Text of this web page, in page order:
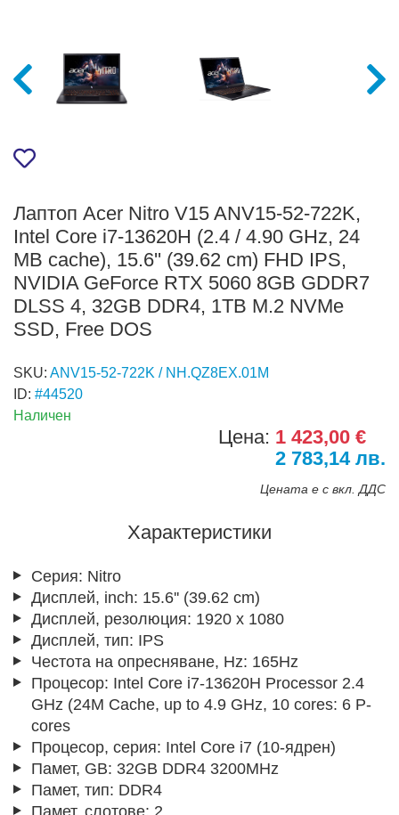
Лаптоп Acer Nitro V15 ANV15-52-722K,
Intel Core i7-13620H (2.4 / 4.90 GHz, 24
MB cache), 15.6'' (39.62 cm) FHD IPS,
NVIDIA GeForce RTX 5060 8GB GDDR7
DLSS 4, 32GB DDR4, 1TB M.2 NVMe
SSD, Free DOS
SKU: ANV15-52-722K / NH.QZ8EX.01M
ID: #44520
Наличен
Цена: 1 423,00 €
2 783,14 лв.
Цената е с вкл. ДДС
Характеристики
Серия: Nitro
Дисплей, inch: 15.6'' (39.62 cm)
Дисплей, резолюция: 1920 x 1080
Дисплей, тип: IPS
Честота на опресняване, Hz: 165Hz
Процесор: Intel Core i7-13620H Processor 2.4
GHz (24M Cache, up to 4.9 GHz, 10 cores: 6 P-
cores
Процесор, серия: Intel Core i7 (10-ядрен)
Памет, GB: 32GB DDR4 3200MHz
Памет, тип: DDR4
Памет, слотове: 2